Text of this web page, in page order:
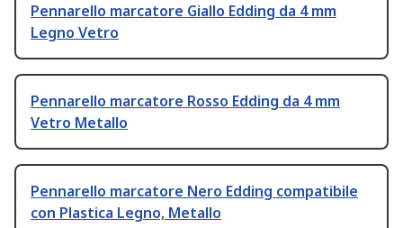
Pennarello marcatore Giallo Edding da 4 mm
Legno Vetro
Pennarello marcatore Rosso Edding da 4 mm
Vetro Metallo
Pennarello marcatore Nero Edding compatibile
con Plastica Legno, Metallo